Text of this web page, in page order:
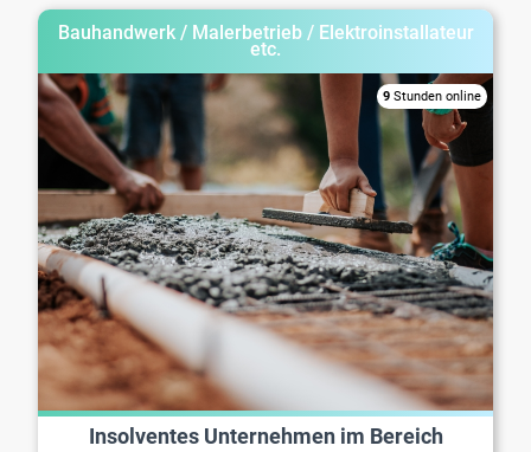
Bauhandwerk / Malerbetrieb / Elektroinstallateur
etc.
9 Stunden online
Insolventes Unternehmen im Bereich